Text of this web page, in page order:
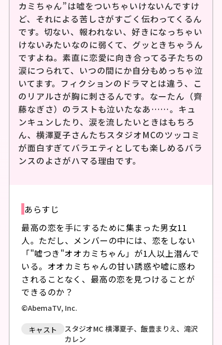
カミちゃん”は嘘をついちゃいけないんですけ
ど、それによる苦しさがすごく伝わってくるん
です。切ない、報われない、好きになっちゃい
けないみたいなのに弱くて、グッときちゃうん
ですよね。素直に恋愛に向き合ってる子たちの
涙につられて、いつの間にか自分もめっちゃ泣
いてます。フィクションのドラマとは違う、こ
のリアルさが胸に刺さるんです。なーたん（齊
藤なぎさ）のラストも泣いたなあ……。キュ
ンキュンしたり、涙を流したいときはもちろ
ん、横澤夏子さんたちスタジオMCのツッコミ
が面白すぎてバラエティとしても楽しめるバラ
ンスのよさがハマる理由です。
あらすじ
最高の恋を手にするために集まった男女11
人。ただし、メンバーの中には、恋をしない
「"嘘つき"オオカミちゃん」が1人以上潜んで
いる。オオカミちゃんの甘い誘惑や嘘に惑わ
されることなく、最高の恋を見つけることが
できるのか？
©AbemaTV, Inc.
キャスト
スタジオMC 横澤夏子、飯豊まりえ、滝沢
カレン